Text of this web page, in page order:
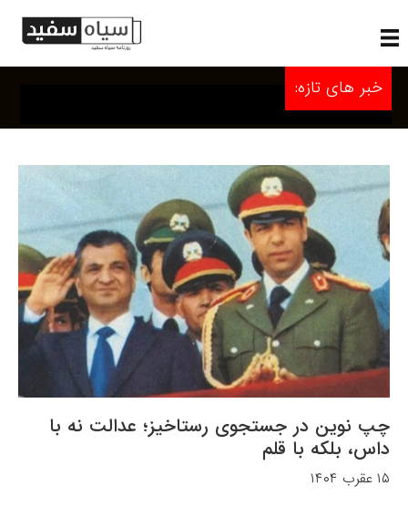
خبر های تازه:
چپ نوین در جستجوی رستاخیز؛ عدالت نه با
داس، بلکه با قلم
۱۵ عقرب ۱۴۰۴